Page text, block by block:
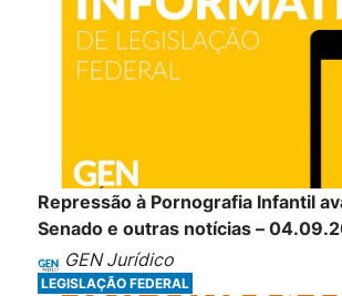
Repressão à Pornografia Infantil
Senado e outras notícias –
GEN Jurídico
LEGISLAÇÃO FEDERAL